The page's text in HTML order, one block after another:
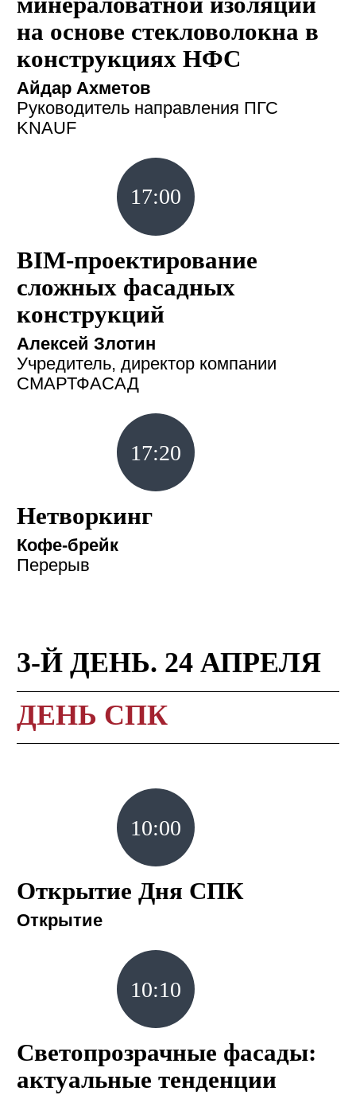
на основе стекловолокна в
конструкциях НФС
Айдар Ахметов
Руководитель направления ПГС
KNAUF
17:00
BIM-проектирование
сложных фасадных
конструкций
Алексей Злотин
Учредитель, директор компании
СМАРТФАСАД
17:20
Нетворкинг
Кофе-брейк
Перерыв
3-Й ДЕНЬ. 24 АПРЕЛЯ
ДЕНЬ СПК
10:00
Открытие Дня СПК
Открытие
10:10
Светопрозрачные фасады:
актуальные тенденции